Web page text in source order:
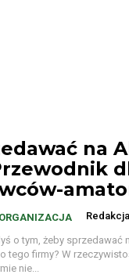
na
o tym, żeby sprzedawać
tego firmy? W
nie...